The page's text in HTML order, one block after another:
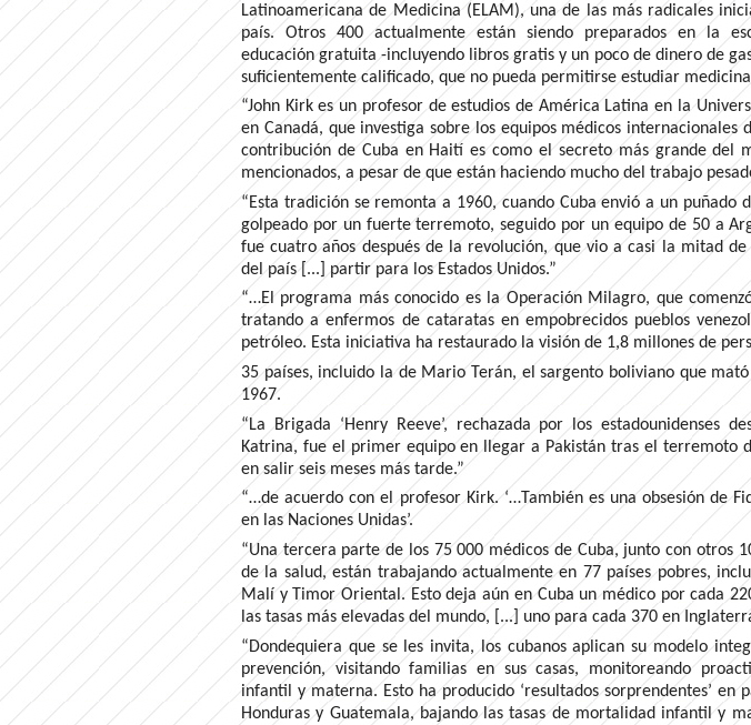
Latinoamericana de Medicina (ELAM), una de las más radicales
país. Otros 400 actualmente están siendo preparados en la
educación gratuita -incluyendo libros gratis y un poco de dinero de
suficientemente calificado, que no pueda permitirse estudiar
“John Kirk es un profesor de estudios de América Latina en la
en Canadá, que investiga sobre los equipos médicos internacionales
contribución de Cuba en Haití es como el secreto más grande del
mencionados, a pesar de que están haciendo mucho del trabajo
“Esta tradición se remonta a 1960, cuando Cuba envió a un puñado
golpeado por un fuerte terremoto, seguido por un equipo de 50 a
fue cuatro años después de la revolución, que vio a casi la mitad
del país [...] partir para los Estados Unidos.”
“…El programa más conocido es la Operación Milagro, que
tratando a enfermos de cataratas en empobrecidos pueblos
petróleo. Esta iniciativa ha restaurado la visión de 1,8 millones de
35 países, incluido la de Mario Terán, el sargento boliviano que
1967.
“La Brigada ‘Henry Reeve’, rechazada por los estadounidenses
Katrina, fue el primer equipo en llegar a Pakistán tras el terremoto
en salir seis meses más tarde.”
“…de acuerdo con el profesor Kirk. ‘…También es una obsesión de
en las Naciones Unidas’.
“Una tercera parte de los 75 000 médicos de Cuba, junto con otros
de la salud, están trabajando actualmente en 77 países pobres,
Malí y Timor Oriental. Esto deja aún en Cuba un médico por cada
las tasas más elevadas del mundo, [...] uno para cada 370 en
“Dondequiera que se les invita, los cubanos aplican su modelo
prevención, visitando familias en sus casas, monitoreando
infantil y materna. Esto ha producido ‘resultados sorprendentes’ en
Honduras y Guatemala, bajando las tasas de mortalidad infantil y